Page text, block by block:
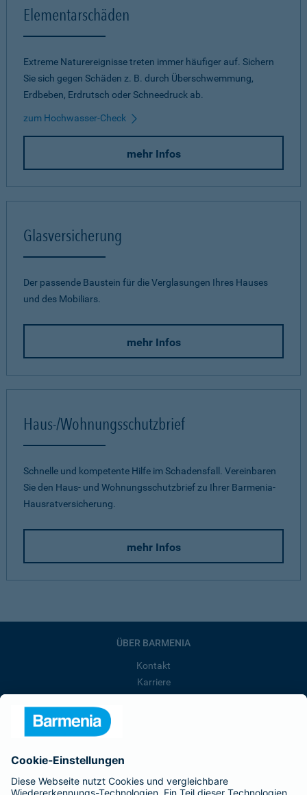
Elementarschäden
Extreme Naturereignisse treten immer häufiger auf. Sichern
Sie sich gegen Schäden z. B. durch Überschwemmung,
Erdbeben, Erdrutsch oder Schneedruck ab.
zum Hochwasser-Check
mehr Infos
Glasversicherung
Der passende Baustein für die Verglasungen Ihres Hauses
und des Mobiliars.
mehr Infos
Haus-/Wohnungsschutzbrief
Schnelle und kompetente Hilfe im Schadensfall. Vereinbaren
Sie den Haus- und Wohnungsschutzbrief zu Ihrer Barmenia-
Hausratversicherung.
mehr Infos
ÜBER BARMENIA
Kontakt
Karriere
Barmenia ist Teil der BarmeniaGothaer